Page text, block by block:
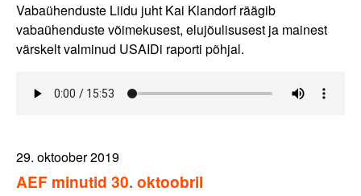
Vabaühenduste Liidu juht Kai Klandorf räägib
vabaühenduste võimekusest, elujõulisusest ja mainest
värskelt valminud USAIDi raporti põhjal.
29. oktoober 2019
AEF minutid 30. oktoobril